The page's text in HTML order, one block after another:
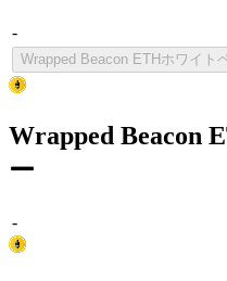
-
Wrapped Beacon ETHホワイト
Wrapped Beacon
ー
-